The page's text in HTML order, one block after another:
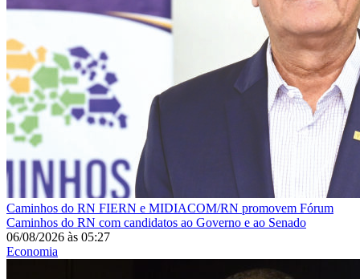
Caminhos do RN FIERN e MIDIACOM/RN promovem Fórum
Caminhos do RN com candidatos ao Governo e ao Senado
06/08/2026 às 05:27
Economia